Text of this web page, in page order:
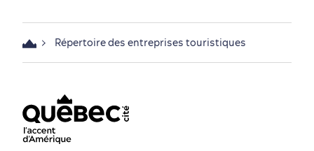
Spas et centres de santé
Comptoirs de crème glacée et gelato
Fromageries
Pâtisseries et boulangeries
Répertoire des entreprises touristiques